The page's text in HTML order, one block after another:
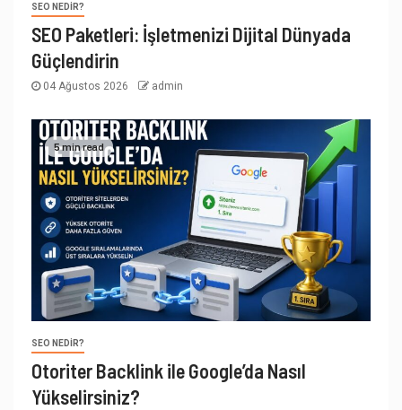
SEO NEDIR?
SEO Paketleri: İşletmenizi Dijital Dünyada
Güçlendirin
04 Ağustos 2026 admin
5 min read
SEO NEDIR?
Otoriter Backlink ile Google’da Nasıl
Yükselirsiniz?